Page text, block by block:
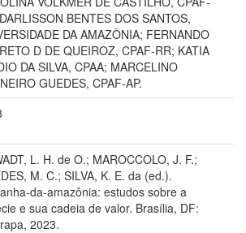
BENTES DOS SANTOS,
DA AMAZÔNIA; FERNANDO
D DE QUEIROZ, CPAF-RR; KATIA
DA SILVA, CPAA; MARCELINO
GUEDES, CPAF-AP.
L. H. de O.; MAROCCOLO, J. F.;
M. C.; SILVA, K. E. da (ed.).
da-amazônia: estudos sobre a
e sua cadeia de valor. Brasília, DF:
2023.